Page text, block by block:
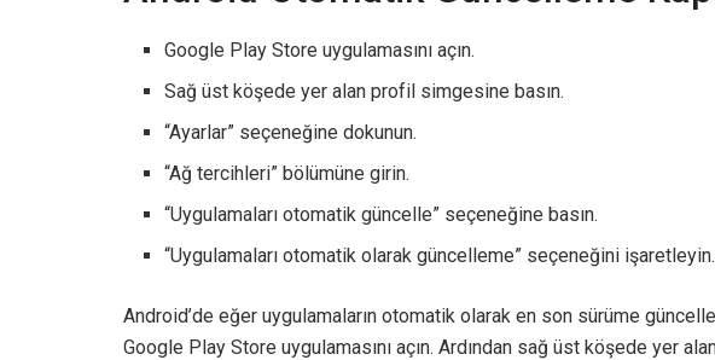
Google Play Store uygulamasını açın.
Sağ üst köşede yer alan profil simgesine basın.
“Ayarlar” seçeneğine dokunun.
“Ağ tercihleri” bölümüne girin.
“Uygulamaları otomatik güncelle” seçeneğine basın.
“Uygulamaları otomatik olarak güncelleme” seçeneğini işaretleyin.
Android’de eğer uygulamaların otomatik olarak en son sürüme
Google Play Store uygulamasını açın. Ardından sağ üst köşede yer